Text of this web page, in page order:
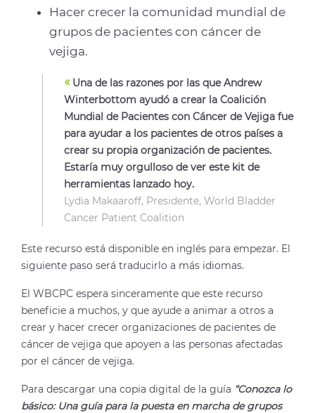
Hacer crecer la comunidad mundial de
grupos de pacientes con cáncer de
vejiga.
« Una de las razones por las que Andrew
Winterbottom ayudó a crear la Coalición
Mundial de Pacientes con Cáncer de Vejiga fue
para ayudar a los pacientes de otros países a
crear su propia organización de pacientes.
Estaría muy orgulloso de ver este kit de
herramientas lanzado hoy.
Lydia Makaaroff, Presidente, World Bladder
Cancer Patient Coalition
Este recurso está disponible en inglés para empezar. El
siguiente paso será traducirlo a más idiomas.
El WBCPC espera sinceramente que este recurso
beneficie a muchos, y que ayude a animar a otros a
crear y hacer crecer organizaciones de pacientes de
cáncer de vejiga que apoyen a las personas afectadas
por el cáncer de vejiga.
Para descargar una copia digital de la guía “Conozca lo
básico: Una guía para la puesta en marcha de grupos